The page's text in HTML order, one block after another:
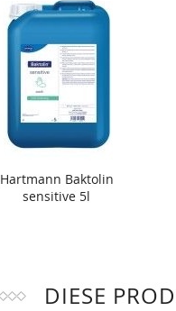
Hartmann Baktolin
sensitive 5l
DIESE